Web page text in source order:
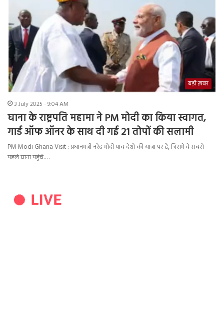
बड़ी ख़बर
3 July 2025 - 9:04 AM
घाना के राष्ट्रपति महामा ने PM मोदी का किया स्वागत,
गार्ड ऑफ ऑनर के साथ दी गई 21 तोपों की सलामी
PM Modi Ghana Visit : प्रधानमंत्री नरेंद्र मोदी पांच देशों की यात्रा पर हैं, जिसमें वे सबसे
पहले घाना पहुंचे.…